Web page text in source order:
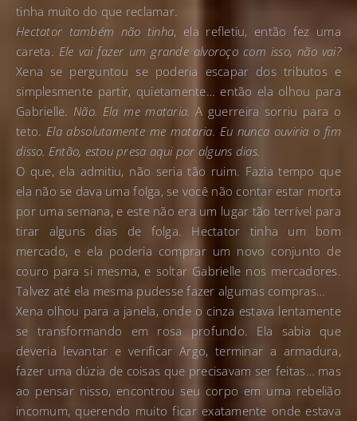
tinha muito do que reclamar.
Hectator também não tinha, ela refletiu, então fez uma
careta. Ele vai fazer um grande alvoroço com isso, não vai?
Xena se perguntou se poderia escapar dos tributos e
simplesmente partir, quietamente… então ela olhou para
Gabrielle. Não. Ela me mataria. A guerreira sorriu para o
teto. Ela absolutamente me mataria. Eu nunca ouviria o fim
disso. Então, estou presa aqui por alguns dias.
O que, ela admitiu, não seria tão ruim. Fazia tempo que
ela não se dava uma folga, se você não contar estar morta
por uma semana, e este não era um lugar tão terrível para
tirar alguns dias de folga. Hectator tinha um bom
mercado, e ela poderia comprar um novo conjunto de
couro para si mesma, e soltar Gabrielle nos mercadores.
Talvez até ela mesma pudesse fazer algumas compras…
Xena olhou para a janela, onde o cinza estava lentamente
se transformando em rosa profundo. Ela sabia que
deveria levantar e verificar Argo, terminar a armadura,
fazer uma dúzia de coisas que precisavam ser feitas… mas
ao pensar nisso, encontrou seu corpo em uma rebelião
incomum, querendo muito ficar exatamente onde estava